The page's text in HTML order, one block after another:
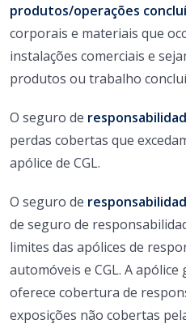
produtos/operações
corporais e materiais que
instalações comerciais e
produtos ou trabalho
O seguro de
perdas cobertas que
apólice de CGL.
O seguro de
de seguro de
limites das apólices de
automóveis e CGL. A
oferece cobertura de
exposições não cobertas